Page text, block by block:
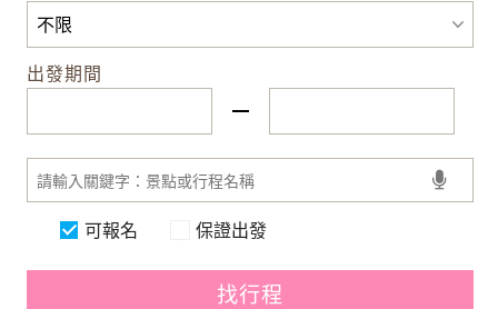
出發期間
可報名 保證出發
找行程